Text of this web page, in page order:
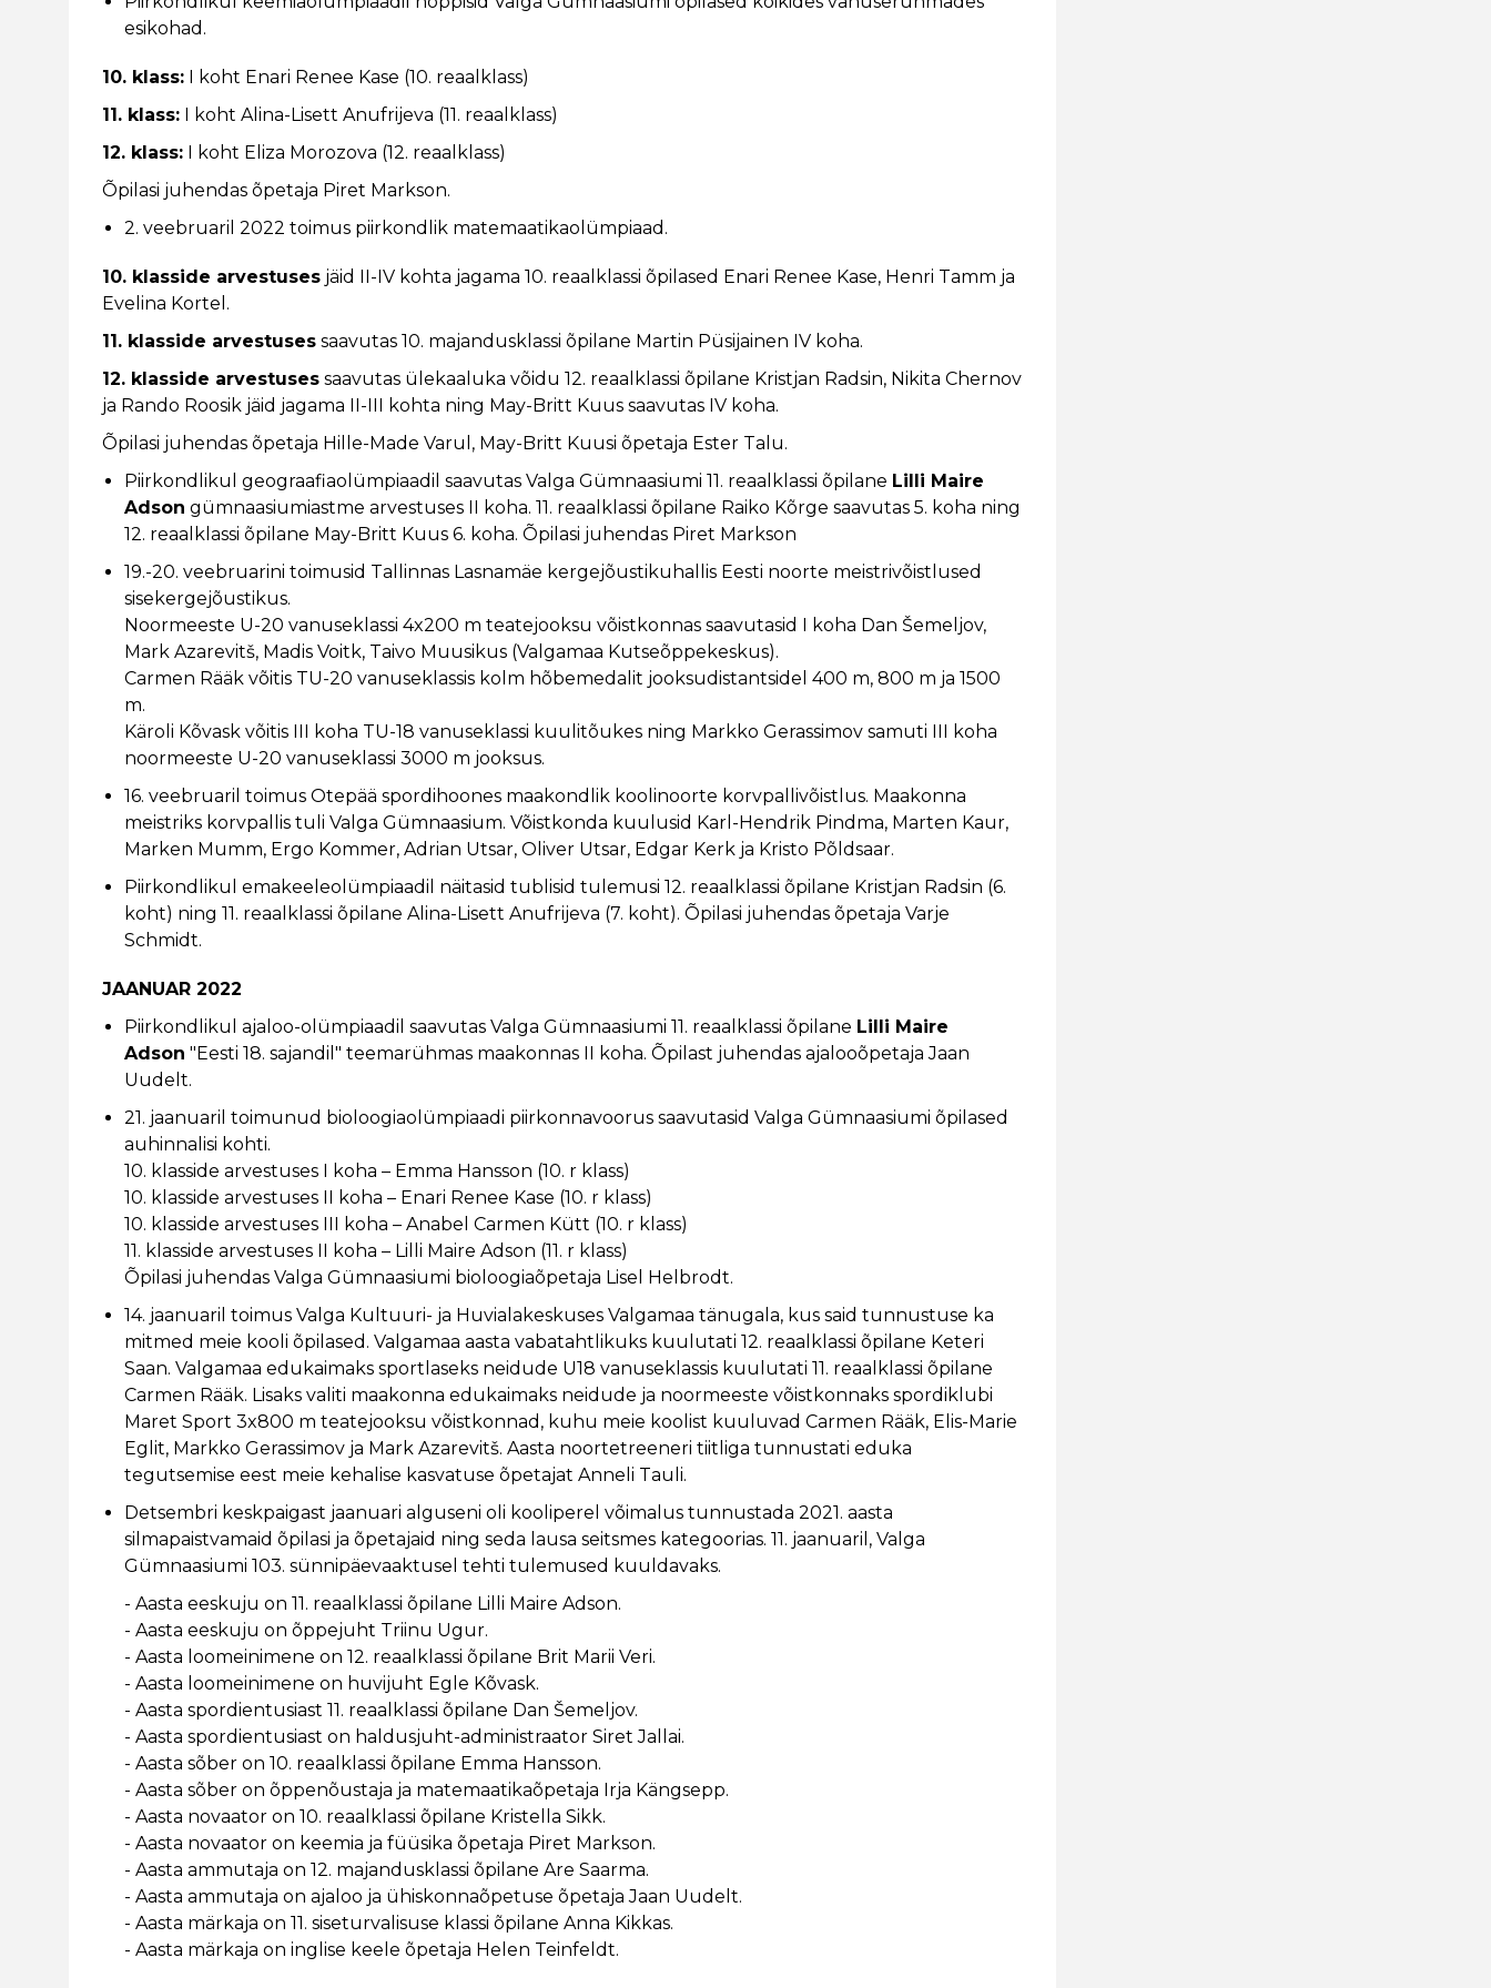
esikohad.
10. klass: I koht Enari Renee Kase (10. reaalklass)
11. klass: I koht Alina-Lisett Anufrijeva (11. reaalklass)
12. klass: I koht Eliza Morozova (12. reaalklass)
Õpilasi juhendas õpetaja Piret Markson.
2. veebruaril 2022 toimus piirkondlik matemaatikaolümpiaad.
10. klasside arvestuses jäid II-IV kohta jagama 10. reaalklassi õpilased Enari Renee Kase, Henri Tamm ja
Evelina Kortel.
11. klasside arvestuses saavutas 10. majandusklassi õpilane Martin Püsijainen IV koha.
12. klasside arvestuses saavutas ülekaaluka võidu 12. reaalklassi õpilane Kristjan Radsin, Nikita Chernov
ja Rando Roosik jäid jagama II-III kohta ning May-Britt Kuus saavutas IV koha.
Õpilasi juhendas õpetaja Hille-Made Varul, May-Britt Kuusi õpetaja Ester Talu.
Piirkondlikul geograafiaolümpiaadil saavutas Valga Gümnaasiumi 11. reaalklassi õpilane Lilli Maire
Adson gümnaasiumiastme arvestuses II koha. 11. reaalklassi õpilane Raiko Kõrge saavutas 5. koha ning
12. reaalklassi õpilane May-Britt Kuus 6. koha. Õpilasi juhendas Piret Markson
19.-20. veebruarini toimusid Tallinnas Lasnamäe kergejõustikuhallis Eesti noorte meistrivõistlused
sisekergejõustikus.
Noormeeste U-20 vanuseklassi 4x200 m teatejooksu võistkonnas saavutasid I koha Dan Šemeljov,
Mark Azarevitš, Madis Voitk, Taivo Muusikus (Valgamaa Kutseõppekeskus).
Carmen Rääk võitis TU-20 vanuseklassis kolm hõbemedalit jooksudistantsidel 400 m, 800 m ja 1500
m.
Käroli Kõvask võitis III koha TU-18 vanuseklassi kuulitõukes ning Markko Gerassimov samuti III koha
noormeeste U-20 vanuseklassi 3000 m jooksus.
16. veebruaril toimus Otepää spordihoones maakondlik koolinoorte korvpallivõistlus. Maakonna
meistriks korvpallis tuli Valga Gümnaasium. Võistkonda kuulusid Karl-Hendrik Pindma, Marten Kaur,
Marken Mumm, Ergo Kommer, Adrian Utsar, Oliver Utsar, Edgar Kerk ja Kristo Põldsaar.
Piirkondlikul emakeeleolümpiaadil näitasid tublisid tulemusi 12. reaalklassi õpilane Kristjan Radsin (6.
koht) ning 11. reaalklassi õpilane Alina-Lisett Anufrijeva (7. koht). Õpilasi juhendas õpetaja Varje
Schmidt.
JAANUAR 2022
Piirkondlikul ajaloo-olümpiaadil saavutas Valga Gümnaasiumi 11. reaalklassi õpilane Lilli Maire
Adson "Eesti 18. sajandil" teemarühmas maakonnas II koha. Õpilast juhendas ajalooõpetaja Jaan
Uudelt.
21. jaanuaril toimunud bioloogiaolümpiaadi piirkonnavoorus saavutasid Valga Gümnaasiumi õpilased
auhinnalisi kohti.
10. klasside arvestuses I koha – Emma Hansson (10. r klass)
10. klasside arvestuses II koha – Enari Renee Kase (10. r klass)
10. klasside arvestuses III koha – Anabel Carmen Kütt (10. r klass)
11. klasside arvestuses II koha – Lilli Maire Adson (11. r klass)
Õpilasi juhendas Valga Gümnaasiumi bioloogiaõpetaja Lisel Helbrodt.
14. jaanuaril toimus Valga Kultuuri- ja Huvialakeskuses Valgamaa tänugala, kus said tunnustuse ka
mitmed meie kooli õpilased. Valgamaa aasta vabatahtlikuks kuulutati 12. reaalklassi õpilane Keteri
Saan. Valgamaa edukaimaks sportlaseks neidude U18 vanuseklassis kuulutati 11. reaalklassi õpilane
Carmen Rääk. Lisaks valiti maakonna edukaimaks neidude ja noormeeste võistkonnaks spordiklubi
Maret Sport 3x800 m teatejooksu võistkonnad, kuhu meie koolist kuuluvad Carmen Rääk, Elis-Marie
Eglit, Markko Gerassimov ja Mark Azarevitš. Aasta noortetreeneri tiitliga tunnustati eduka
tegutsemise eest meie kehalise kasvatuse õpetajat Anneli Tauli.
Detsembri keskpaigast jaanuari alguseni oli kooliperel võimalus tunnustada 2021. aasta
silmapaistvamaid õpilasi ja õpetajaid ning seda lausa seitsmes kategoorias. 11. jaanuaril, Valga
Gümnaasiumi 103. sünnipäevaaktusel tehti tulemused kuuldavaks.
- Aasta eeskuju on 11. reaalklassi õpilane Lilli Maire Adson.
- Aasta eeskuju on õppejuht Triinu Ugur.
- Aasta loomeinimene on 12. reaalklassi õpilane Brit Marii Veri.
- Aasta loomeinimene on huvijuht Egle Kõvask.
- Aasta spordientusiast 11. reaalklassi õpilane Dan Šemeljov.
- Aasta spordientusiast on haldusjuht-administraator Siret Jallai.
- Aasta sõber on 10. reaalklassi õpilane Emma Hansson.
- Aasta sõber on õppenõustaja ja matemaatikaõpetaja Irja Kängsepp.
- Aasta novaator on 10. reaalklassi õpilane Kristella Sikk.
- Aasta novaator on keemia ja füüsika õpetaja Piret Markson.
- Aasta ammutaja on 12. majandusklassi õpilane Are Saarma.
- Aasta ammutaja on ajaloo ja ühiskonnaõpetuse õpetaja Jaan Uudelt.
- Aasta märkaja on 11. siseturvalisuse klassi õpilane Anna Kikkas.
- Aasta märkaja on inglise keele õpetaja Helen Teinfeldt.